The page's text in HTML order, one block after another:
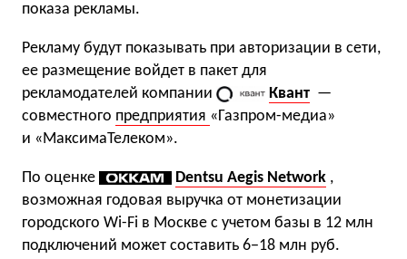
показа рекламы.
Рекламу будут показывать при авторизации в сети,
ее размещение войдет в пакет для
рекламодателей компании
Квант —
совместного предприятия «Газпром-медиа»
и «МаксимаТелеком».
По оценке Dentsu Aegis Network ,
возможная годовая выручка от монетизации
городского Wi-Fi в Москве с учетом базы в 12 млн
подключений может составить 6−18 млн руб.